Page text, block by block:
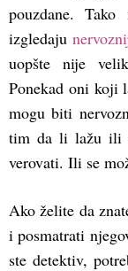
pouzdane.
izgledaju
uopšte nije
Ponekad oni koji
mogu biti
tim da li lažu ili
verovati. Ili se
Ako želite da
i posmatrati
ste detektiv,